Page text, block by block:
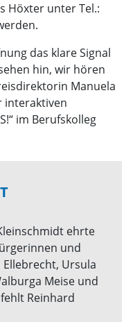
Höxter unter Tel.:
das klare Signal
hin, wir hören
Manuela
interaktiven
im Berufskolleg